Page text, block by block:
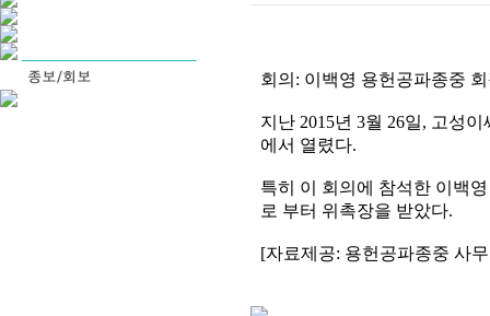
회의: 이백영 용헌공파종중
지난 2015년 3월 26일, 고성
에서 열렸다.
특히 이 회의에 참석한 이백
로 부터 위촉장을 받았다.
[자료제공: 용헌공파종중 사